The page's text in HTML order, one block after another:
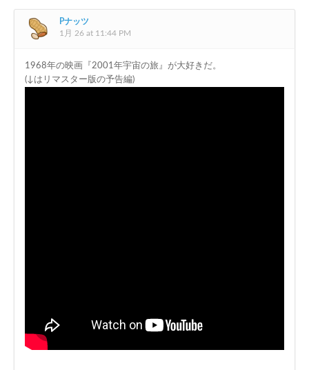
Pナッツ
1月 26 at 11:44 PM
1968年の映画『2001年宇宙の旅』が大好きだ。
(↓はリマスター版の予告編)